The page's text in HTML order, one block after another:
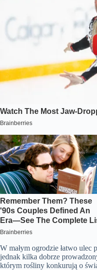
W małym ogrodzie łatwo ulec
jednak kilka dobrze
którym rośliny konkurują o